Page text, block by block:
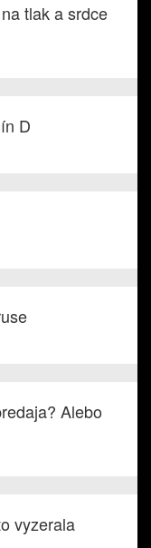
tlak a srdce
D
Alebo
vyzerala